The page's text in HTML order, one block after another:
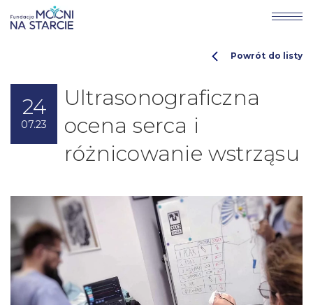
24
07.23
Ultrasonograficzna
ocena serca i
różnicowanie wstrząsu
Powrót do listy